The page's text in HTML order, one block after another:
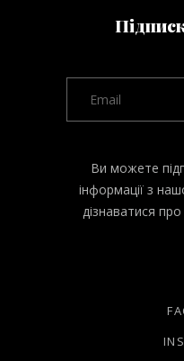
Ви можете
інформації з
дізнаватися